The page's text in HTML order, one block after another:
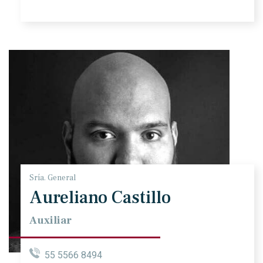
Sría. General
Aureliano Castillo
Auxiliar
55 5566 8494